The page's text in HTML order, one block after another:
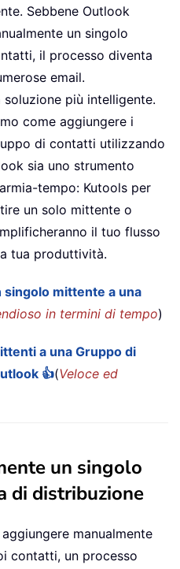
Sebbene Outlook
un singolo
il processo diventa
email.
soluzione più intelligente.
come aggiungere i
di contatti utilizzando
sia uno strumento
tempo: Kutools per
un solo mittente o
il tuo flusso
tua produttività.
mittente a una
in termini di tempo)
a una Gruppo di
👍(Veloce ed
un singolo
di distribuzione
manualmente
contatti, un processo